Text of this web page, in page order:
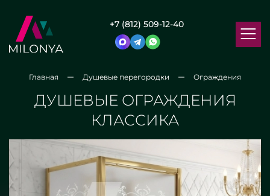
+7 (812) 509-12-40
Главная Душевые перегородки Ограждения
ДУШЕВЫЕ ОГРАЖДЕНИЯ
КЛАССИКА